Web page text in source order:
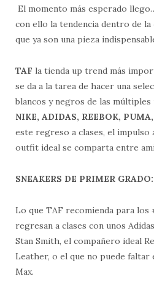
El momento más esperado
con ello la tendencia dentro de
que ya son una pieza
TAF la tienda up trend más
se da a la tarea de hacer una
blancos y negros de las múltiples
NIKE, ADIDAS, REEBOK,
este regreso a clases, el
outfit ideal se comparta entre
SNEAKERS DE PRIMER GRADO:
Lo que TAF recomienda para
regresan a clases con unos
Stan Smith, el compañero ideal
Leather, o el que no puede
Max.